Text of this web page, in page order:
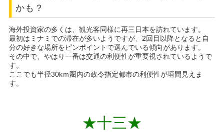
かも？
海外投資家の多くは、観光客同様に再三日本を訪れています。
最初はミナミでの滞在が多いようですが、2回目以降となると自
分の好きな場所をピンポイントで選んでいる傾向があります。
その中で、やはり一番は交通の利便性が重要視されているようで
す。
ここでも半径30kｍ圏内の政令指定都市の利便性が垣間見えま
す。
★十三★